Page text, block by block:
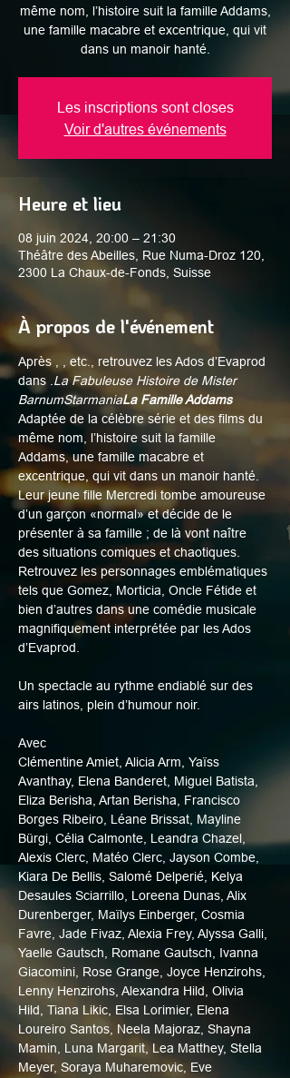
même nom, l’histoire suit la famille Addams,
une famille macabre et excentrique, qui vit
dans un manoir hanté.
Les inscriptions sont closes
Voir d'autres événements
Heure et lieu
08 juin 2024, 20:00 – 21:30
Théâtre des Abeilles, Rue Numa-Droz 120,
2300 La Chaux-de-Fonds, Suisse
À propos de l'événement
Après
, etc., retrouvez les Ados d’Evaprod
dans La Fabuleuse Histoire de Mister
BarnumStarmaniaLa Famille Addams
Adaptée de la célèbre série et des films du
même nom, l’histoire suit la famille
Addams, une famille macabre et
excentrique, qui vit dans un manoir hanté.
Leur jeune fille Mercredi tombe amoureuse
d’un garçon «normal» et décide de le
présenter à sa famille ; de là vont naître
des situations comiques et chaotiques.
Retrouvez les personnages emblématiques
tels que Gomez, Morticia, Oncle Fétide et
bien d’autres dans une comédie musicale
magnifiquement interprétée par les Ados
d’Evaprod.
Un spectacle au rythme endiablé sur des
airs latinos, plein d’humour noir.
Avec
Clémentine Amiet, Alicia Arm, Yaïss
Avanthay, Elena Banderet, Miguel Batista,
Eliza Berisha, Artan Berisha, Francisco
Borges Ribeiro, Léane Brissat, Mayline
Bürgi, Célia Calmonte, Leandra Chazel,
Alexis Clerc, Matéo Clerc, Jayson Combe,
Kiara De Bellis, Salomé Delperié, Kelya
Desaules Sciarrillo, Loreena Dunas, Alix
Durenberger, Maïlys Einberger, Cosmia
Favre, Jade Fivaz, Alexia Frey, Alyssa Galli,
Yaelle Gautsch, Romane Gautsch, Ivanna
Giacomini, Rose Grange, Joyce Henzirohs,
Lenny Henzirohs, Alexandra Hild, Olivia
Hild, Tiana Likic, Elsa Lorimier, Elena
Loureiro Santos, Neela Majoraz, Shayna
Mamin, Luna Margarit, Lea Matthey, Stella
Meyer, Soraya Muharemovic, Eve